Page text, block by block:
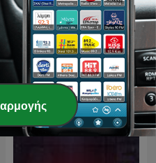
True Crime Documentary